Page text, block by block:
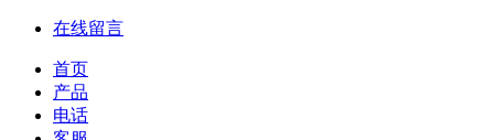
在线留言
首页
产品
电话